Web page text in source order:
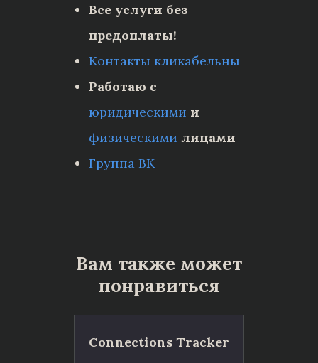
Все услуги без
предоплаты!
Контакты кликабельны
Работаю с
юридическими и
физическими лицами
Группа ВК
Вам также может
понравиться
Connections Tracker